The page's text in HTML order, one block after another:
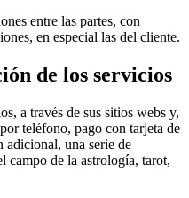
entre las partes, con
en especial las del cliente.
de los servicios
a través de sus sitios webs y,
teléfono, pago con tarjeta de
adicional, una serie de
campo de la astrología, tarot,